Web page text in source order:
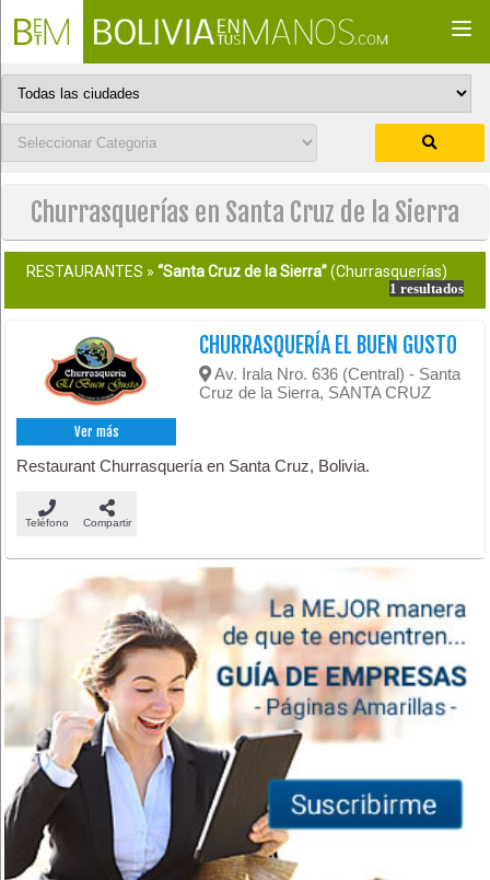
Churrasquerías en Santa Cruz de la Sierra
RESTAURANTES »“Santa Cruz de la Sierra”(Churrasquerías)
1 resultados
Ver más
CHURRASQUERÍA EL BUEN GUSTO
Av. Irala Nro. 636 (Central) - Santa
Cruz de la Sierra, SANTA CRUZ
Restaurant Churrasquería en Santa Cruz, Bolivia.
Teléfono Compartir